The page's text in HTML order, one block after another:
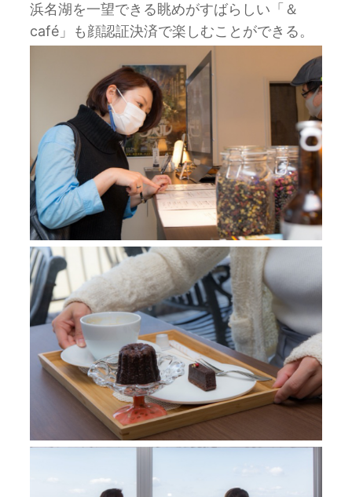
浜名湖を一望できる眺めがすばらしい「＆
café」も顔認証決済で楽しむことができる。